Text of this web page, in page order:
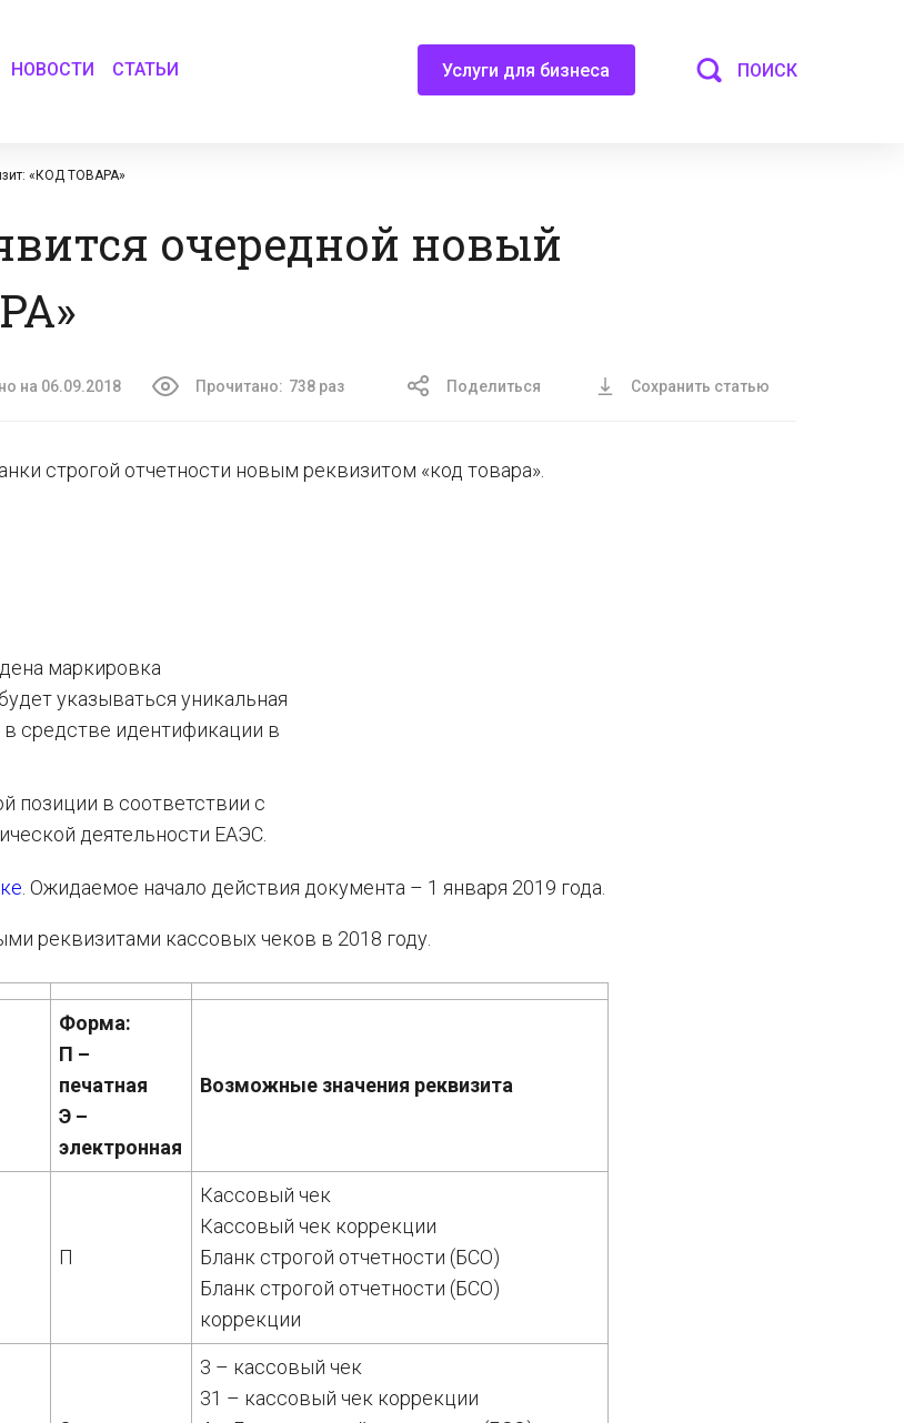
НОВОСТИ СТАТЬИ Услуги для бизнеса ПОИСК
«КОД ТОВАРА»
очередной новый
на 06.09.2018 Прочитано: 738 раз Поделиться Сохранить статью
строгой отчетности новым реквизитом «код товара».
маркировка
указываться уникальная
средстве идентификации в
позиции в соответствии с
деятельности ЕАЭС.
. Ожидаемое начало действия документа – 1 января 2019 года.
реквизитами кассовых чеков в 2018 году.
Форма:
П –
печатная
Э –
электронная
Возможные значения реквизита
П
Кассовый чек
Кассовый чек коррекции
Бланк строгой отчетности (БСО)
Бланк строгой отчетности (БСО)
коррекции
3 – кассовый чек
31 – кассовый чек коррекции